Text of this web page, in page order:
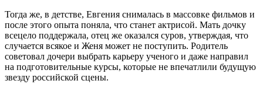
Тогда же, в детстве, Евгения снималась в массовке фильмов и
после этого опыта поняла, что станет актрисой. Мать дочку
всецело поддержала, отец же оказался суров, утверждая, что
случается всякое и Женя может не поступить. Родитель
советовал дочери выбрать карьеру ученого и даже направил
на подготовительные курсы, которые не впечатлили будущую
звезду российской сцены.